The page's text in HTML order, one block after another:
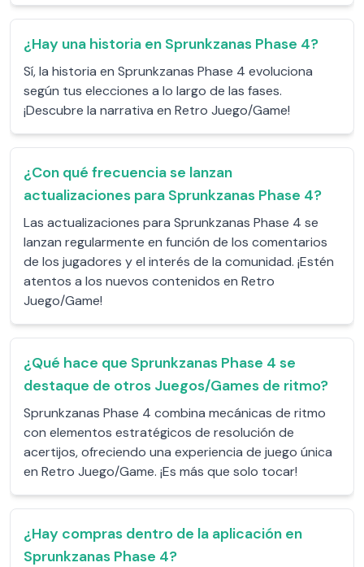
¿Hay una historia en Sprunkzanas Phase 4?
Sí, la historia en Sprunkzanas Phase 4 evoluciona
según tus elecciones a lo largo de las fases.
¡Descubre la narrativa en Retro Juego/Game!
¿Con qué frecuencia se lanzan
actualizaciones para Sprunkzanas Phase 4?
Las actualizaciones para Sprunkzanas Phase 4 se
lanzan regularmente en función de los comentarios
de los jugadores y el interés de la comunidad. ¡Estén
atentos a los nuevos contenidos en Retro
Juego/Game!
¿Qué hace que Sprunkzanas Phase 4 se
destaque de otros Juegos/Games de ritmo?
Sprunkzanas Phase 4 combina mecánicas de ritmo
con elementos estratégicos de resolución de
acertijos, ofreciendo una experiencia de juego única
en Retro Juego/Game. ¡Es más que solo tocar!
¿Hay compras dentro de la aplicación en
Sprunkzanas Phase 4?